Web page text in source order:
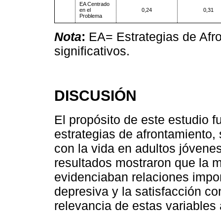
EA Centrado
en el
Problema
0,24 0,31
Nota: EA= Estrategias de
significativos.
DISCUSIÓN
El propósito de este estudio
estrategias de
con la vida en adultos
resultados mostraron que la
evidenciaban relaciones
depresiva y la satisfacción
relevancia de estas variables